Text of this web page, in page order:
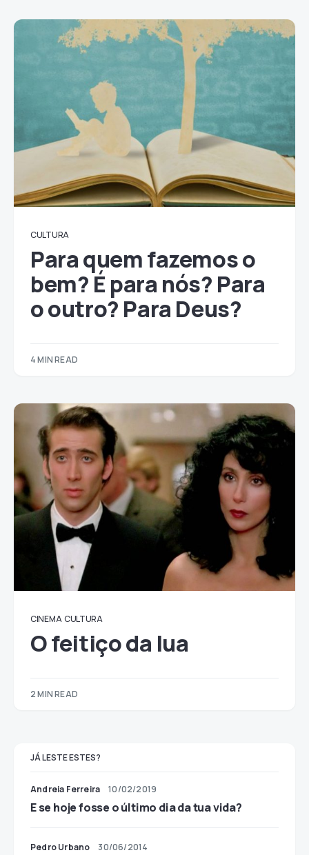
CULTURA
Para quem fazemos o
bem? É para nós? Para
o outro? Para Deus?
4 MIN READ
CINEMA CULTURA
O feitiço da lua
2 MIN READ
JÁ LESTE ESTES?
Andreia Ferreira 10/02/2019
E se hoje fosse o último dia da tua vida?
Pedro Urbano 30/06/2014